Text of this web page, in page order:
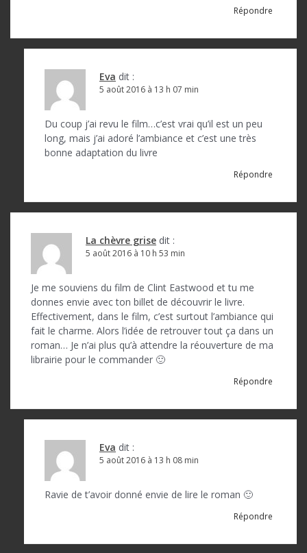
Répondre
Eva dit :
5 août 2016 à 13 h 07 min
Du coup j’ai revu le film…c’est vrai qu’il est un peu
long, mais j’ai adoré l’ambiance et c’est une très
bonne adaptation du livre
Répondre
La chèvre grise dit :
5 août 2016 à 10 h 53 min
Je me souviens du film de Clint Eastwood et tu me
donnes envie avec ton billet de découvrir le livre.
Effectivement, dans le film, c’est surtout l’ambiance qui
fait le charme. Alors l’idée de retrouver tout ça dans un
roman… Je n’ai plus qu’à attendre la réouverture de ma
librairie pour le commander 🙂
Répondre
Eva dit :
5 août 2016 à 13 h 08 min
Ravie de t’avoir donné envie de lire le roman 🙂
Répondre